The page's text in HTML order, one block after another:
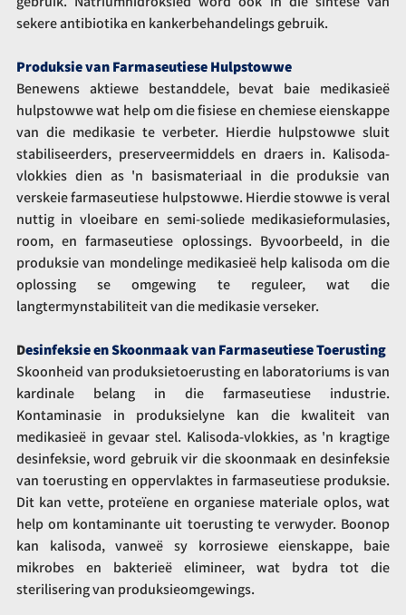
sekere antibiotika en kankerbehandelings gebruik.
Produksie van Farmaseutiese Hulpstowwe
Benewens aktiewe bestanddele, bevat baie medikasieë
hulpstowwe wat help om die fisiese en chemiese eienskappe
van die medikasie te verbeter. Hierdie hulpstowwe sluit
stabiliseerders, preserveermiddels en draers in. Kalisoda-
vlokkies dien as 'n basismateriaal in die produksie van
verskeie farmaseutiese hulpstowwe. Hierdie stowwe is veral
nuttig in vloeibare en semi-soliede medikasieformulasies,
room, en farmaseutiese oplossings. Byvoorbeeld, in die
produksie van mondelinge medikasieë help kalisoda om die
oplossing se omgewing te reguleer, wat die
langtermynstabiliteit van die medikasie verseker.
Desinfeksie en Skoonmaak van Farmaseutiese Toerusting
Skoonheid van produksietoerusting en laboratoriums is van
kardinale belang in die farmaseutiese industrie.
Kontaminasie in produksielyne kan die kwaliteit van
medikasieë in gevaar stel. Kalisoda-vlokkies, as 'n kragtige
desinfeksie, word gebruik vir die skoonmaak en desinfeksie
van toerusting en oppervlaktes in farmaseutiese produksie.
Dit kan vette, proteïene en organiese materiale oplos, wat
help om kontaminante uit toerusting te verwyder. Boonop
kan kalisoda, vanweë sy korrosiewe eienskappe, baie
mikrobes en bakterieë elimineer, wat bydra tot die
sterilisering van produksieomgewings.